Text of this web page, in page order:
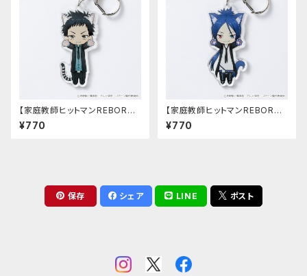
【家庭教師ヒットマンREBOR
N!】のび猫アクリルキーホルダ
ー第2弾（山本10年後）
¥770
【家庭教師ヒットマンREBOR
N!】のび猫アクリルキーホルダ
ー第2弾（骸10年後）
¥770
保存 シェア LINE ポスト